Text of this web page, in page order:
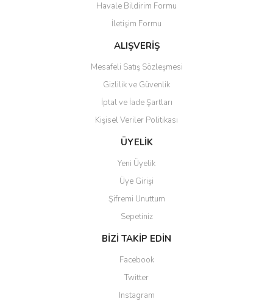
Ürün açıklamasında eksik bilgiler bulunuyor.
Ürün bilgilerinde hatalar bulunuyor.
Ürün fiyatı diğer sitelerden daha pahalı.
Gönder
Havale Bildirim Formu
İletişim Formu
ALIŞVERİŞ
Mesafeli Satış Sözleşmesi
Gizlilik ve Güvenlik
İptal ve İade Şartları
Kişisel Veriler Politikası
ÜYELİK
Yeni Üyelik
Üye Girişi
Şifremi Unuttum
Sepetiniz
BİZİ TAKİP EDİN
Facebook
Twitter
Instagram